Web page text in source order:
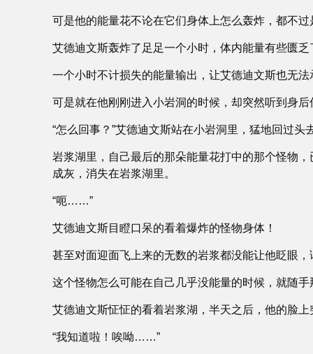
可是他的能量花不论在它们身体上怎么轰炸，都不
艾德迪文斯轰炸了足足一个小时，体内能量有些匮
一个小时不计损失的能量输出，让艾德迪文斯也无法
可是就在他刚刚进入小岩洞的时候，却突然听到身
“怎么回事？”艾德迪文斯站在小岩洞里，猛地回过头
岩浆湖里，自己最后的那朵能量花打中的那个怪物
成灰，消失在岩浆湖里。
“呃……”
艾德迪文斯目瞪口呆的看着爆炸的怪物身体！
甚至对面迎面飞上来的无数的岩浆都没能让他眨眼
这个怪物怎么可能在自己几乎没能量的时候，就随
艾德迪文斯怔怔的看着岩浆湖，半天之后，他的脸
“我知道啦！唉呦……”